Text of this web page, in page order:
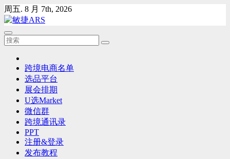
Skip
to
content
周五. 8 月 7th, 2026
跨境电商名单
选品平台
展会排期
U选Market
微信群
跨境通讯录
PPT
注册&登录
发布教程